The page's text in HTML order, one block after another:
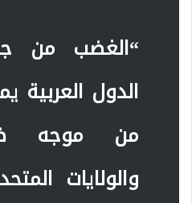
“الغضب من
الدول العربية
من موجه
والولايات